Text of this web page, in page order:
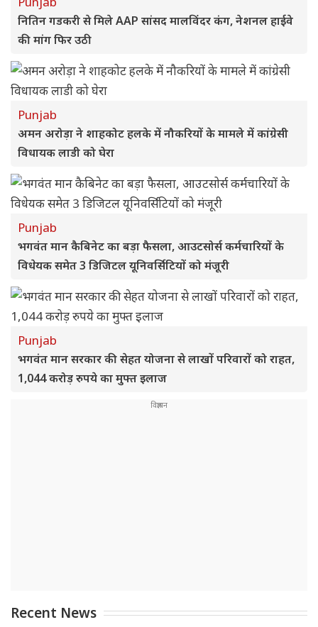
नितिन गडकरी से मिले AAP सांसद मालविंदर कंग, नेशनल हाईवे
की मांग फिर उठी
Punjab
अमन अरोड़ा ने शाहकोट हलके में नौकरियों के मामले में कांग्रेसी
विधायक लाडी को घेरा
Punjab
भगवंत मान कैबिनेट का बड़ा फैसला, आउटसोर्स कर्मचारियों के
विधेयक समेत 3 डिजिटल यूनिवर्सिटियों को मंजूरी
Punjab
भगवंत मान सरकार की सेहत योजना से लाखों परिवारों को राहत,
1,044 करोड़ रुपये का मुफ्त इलाज
Recent News